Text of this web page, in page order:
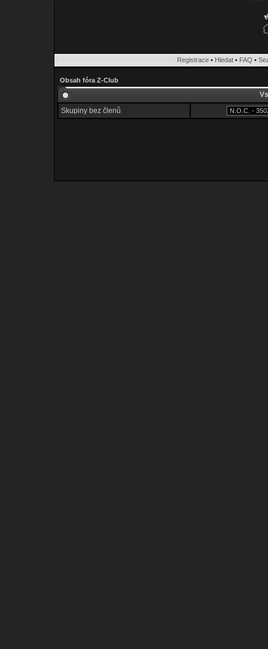
Registrace • Hledat • FAQ •
Obsah fóra Z-Club
Skupiny bez členů